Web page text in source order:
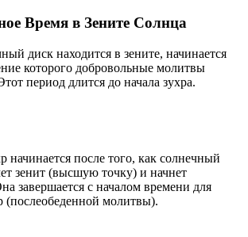
Время в Зените Солнца
диск находится в зените, начинается
которого добровольные молитвы
период длится до начала зухра.
начинается после того, как солнечный
зенит (высшую точку) и начнет
завершается с началом времени для
молитвы).